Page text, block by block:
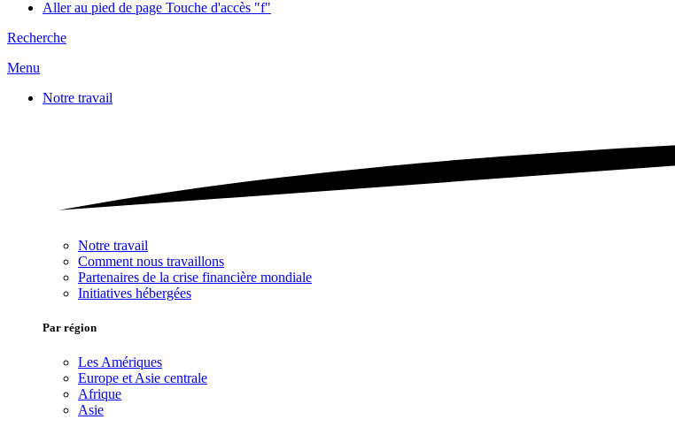
Aller au pied de page Touche d'accès "f"
Recherche
Menu
Notre travail
Notre travail
Comment nous travaillons
Partenaires de la crise financière mondiale
Initiatives hébergées
Par région
Les Amériques
Europe et Asie centrale
Afrique
Asie